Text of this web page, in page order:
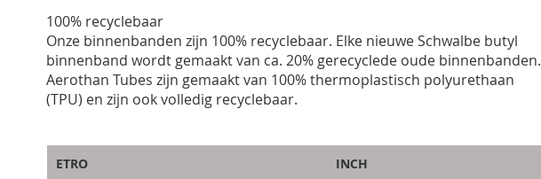
100% recyclebaar
Onze binnenbanden zijn 100% recyclebaar. Elke nieuwe Schwalbe butyl
binnenband wordt gemaakt van ca. 20% gerecyclede oude binnenbanden.
Aerothan Tubes zijn gemaakt van 100% thermoplastisch polyurethaan
(TPU) en zijn ook volledig recyclebaar.
ETRO INCH